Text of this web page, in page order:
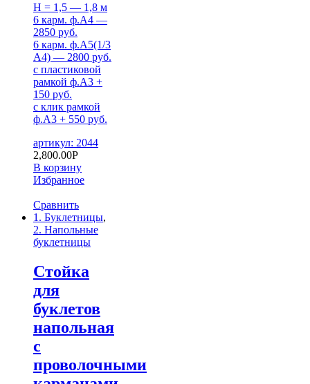
H = 1,5 — 1,8 м
6 карм. ф.А4 —
2850 руб.
6 карм. ф.А5(1/3
А4) — 2800 руб.
с пластиковой
рамкой ф.А3 +
150 руб.
с клик рамкой
ф.А3 + 550 руб.
артикул: 2044
2,800.00Р
В корзину
Избранное
Сравнить
1. Буклетницы,
2. Напольные
буклетницы
Стойка
для
буклетов
напольная
с
проволочными